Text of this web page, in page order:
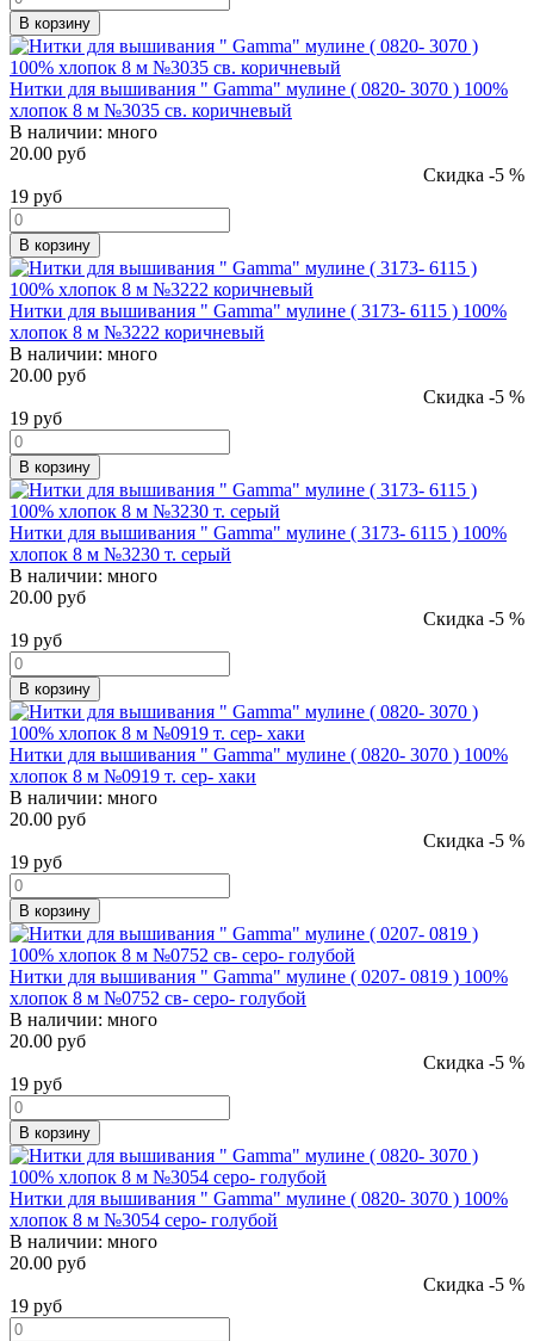
В корзину
Нитки для вышивания " Gamma" мулине ( 0820- 3070 ) 100%
хлопок 8 м №3035 св. коричневый
В наличии: много
20.00 руб
Скидка -5 %
19 руб
В корзину
Нитки для вышивания " Gamma" мулине ( 3173- 6115 ) 100%
хлопок 8 м №3222 коричневый
В наличии: много
20.00 руб
Скидка -5 %
19 руб
В корзину
Нитки для вышивания " Gamma" мулине ( 3173- 6115 ) 100%
хлопок 8 м №3230 т. серый
В наличии: много
20.00 руб
Скидка -5 %
19 руб
В корзину
Нитки для вышивания " Gamma" мулине ( 0820- 3070 ) 100%
хлопок 8 м №0919 т. сер- хаки
В наличии: много
20.00 руб
Скидка -5 %
19 руб
В корзину
Нитки для вышивания " Gamma" мулине ( 0207- 0819 ) 100%
хлопок 8 м №0752 св- серо- голубой
В наличии: много
20.00 руб
Скидка -5 %
19 руб
В корзину
Нитки для вышивания " Gamma" мулине ( 0820- 3070 ) 100%
хлопок 8 м №3054 серо- голубой
В наличии: много
20.00 руб
Скидка -5 %
19 руб